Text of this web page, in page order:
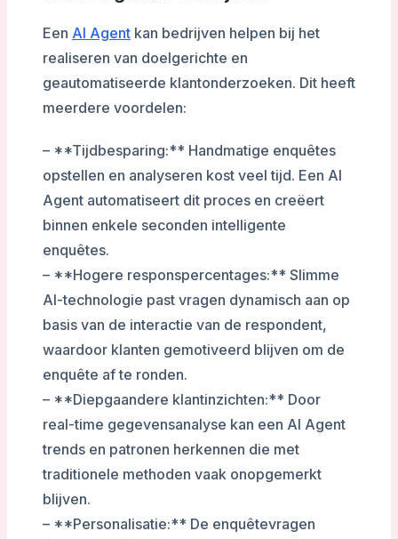
Een AI Agentkan bedrijven helpen bij het
realiseren van doelgerichte en
geautomatiseerde klantonderzoeken. Dit heeft
meerdere voordelen:
– **Tijdbesparing:** Handmatige enquêtes
opstellen en analyseren kost veel tijd. Een AI
Agent automatiseert dit proces en creëert
binnen enkele seconden intelligente
enquêtes.
– **Hogere responspercentages:** Slimme
AI-technologie past vragen dynamisch aan op
basis van de interactie van de respondent,
waardoor klanten gemotiveerd blijven om de
enquête af te ronden.
– **Diepgaandere klantinzichten:** Door
real-time gegevensanalyse kan een AI Agent
trends en patronen herkennen die met
traditionele methoden vaak onopgemerkt
blijven.
– **Personalisatie:** De enquêtevragen